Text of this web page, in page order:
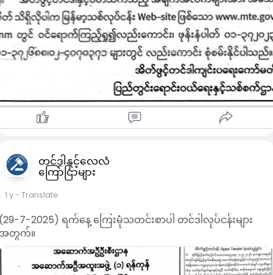
တင်ဒါနှင့်လေလံ
ကြော်ငြာများ
1 y- Translate
7-2025) ရက်နေ့ ကြေးမုံသတင်းစာပါ တင်ဒါလုပ်ငန်းများ
တွက်။